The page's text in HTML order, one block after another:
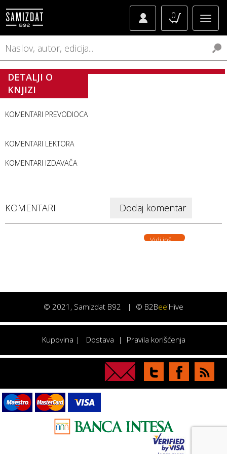
0
DETALJI O
KNJIZI
KOMENTARI PREVODIOCA
KOMENTARI LEKTORA
KOMENTARI IZDAVAČA
KOMENTARI Dodaj komentar
Vidi još. . .
© 2021 , Samizdat B92 | © B2Bee'Hive
Kupovina | Dostava | Pravila korišćenja